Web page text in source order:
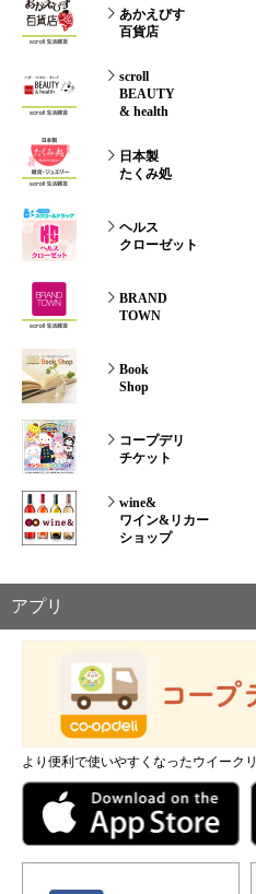
あかえびす
百貨店
scroll
BEAUTY
& health
日本製
たくみ処
ヘルス
クローゼット
BRAND
TOWN
Book
Shop
コープデリ
チケット
wine&
ワイン&リカー
ショップ
アプリ
より便利で使いやすくなったウイーク